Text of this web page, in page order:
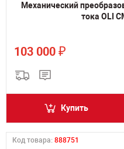
Механический
тока OLI
103 000 ₽
Купить
Код товара: 888751